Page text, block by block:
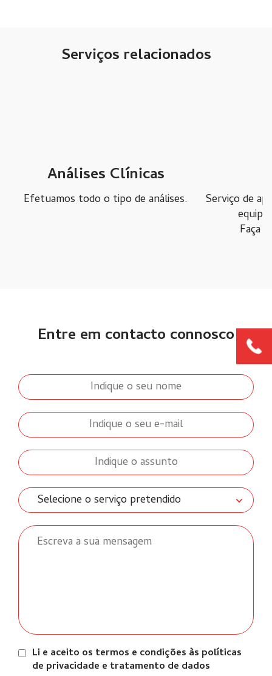
Serviços relacionados
Análises Clínicas
Efetuamos todo o tipo de análises.
Serviço de
Faça
Entre em contacto connosco
Li e aceito os termos e condições às políticas
de privacidade e tratamento de dados